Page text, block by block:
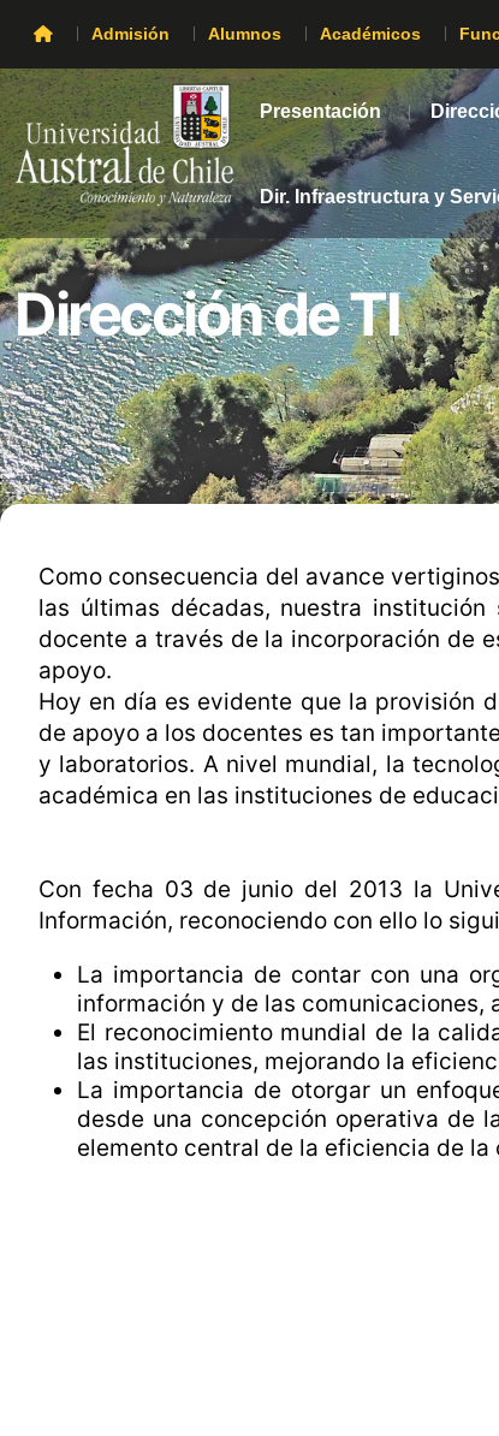
Admisión Alumnos Académicos
Presentación
Dir. Infraestructura y
Dirección de TI
Como consecuencia del avance
las últimas décadas, nuestra
docente a través de la incorporación de
apoyo.
Hoy en día es evidente que la provisión
de apoyo a los docentes es tan
y laboratorios. A nivel mundial, la
académica en las instituciones de
Con fecha 03 de junio del 2013 la
Información, reconociendo con ello lo
La importancia de contar con una
información y de las comunicaciones,
El reconocimiento mundial de la
las instituciones, mejorando la
La importancia de otorgar un
desde una concepción operativa de
elemento central de la eficiencia de